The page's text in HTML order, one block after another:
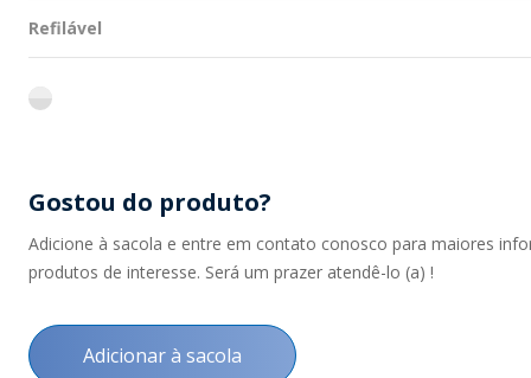
Refilável
flint
Gostou do produto?
Adicione à sacola e entre em contato conosco para maiores
produtos de interesse. Será um prazer atendê-lo (a) !
Adicionar à sacola